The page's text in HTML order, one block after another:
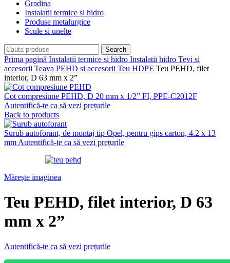
Gradina
Instalatii termice si hidro
Produse metalurgice
Scule si unelte
Search
Prima pagină Instalatii termice si hidro Instalatii hidro Tevi si
accesorii Teava PEHD si accesorii Teu HDPE Teu PEHD, filet
interior, D 63 mm x 2”
Cot compresiune PEHD, D 20 mm x 1/2” FI, PPE-C2012F
Autentifică-te ca să vezi prețurile
Back to products
Surub autoforant, de montaj tip Opel, pentru gips carton, 4.2 x 13
mm Autentifică-te ca să vezi prețurile
Mărește imaginea
Teu PEHD, filet interior, D 63
mm x 2”
Autentifică-te ca să vezi prețurile